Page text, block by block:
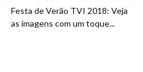
Festa de Verão TVI 2018: Veja
as imagens com um toque...